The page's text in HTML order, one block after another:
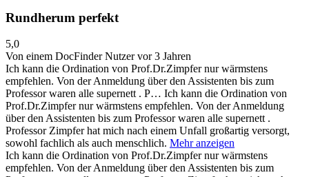
Rundherum perfekt
5,0
Von einem DocFinder Nutzervor 3 Jahren
Ich kann die Ordination von Prof.Dr.Zimpfer nur wärmstens
empfehlen. Von der Anmeldung über den Assistenten bis zum
Professor waren alle supernett . P… Ich kann die Ordination von
Prof.Dr.Zimpfer nur wärmstens empfehlen. Von der Anmeldung
über den Assistenten bis zum Professor waren alle supernett .
Professor Zimpfer hat mich nach einem Unfall großartig versorgt,
sowohl fachlich als auch menschlich. Mehr anzeigen
Ich kann die Ordination von Prof.Dr.Zimpfer nur wärmstens
empfehlen. Von der Anmeldung über den Assistenten bis zum